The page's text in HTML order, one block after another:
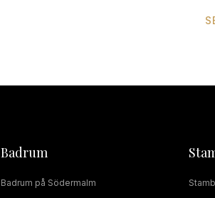
Badrum
Badrum på Södermalm